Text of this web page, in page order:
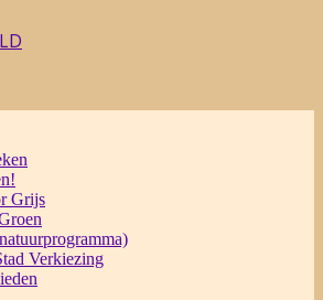
Grijs
Verkiezing